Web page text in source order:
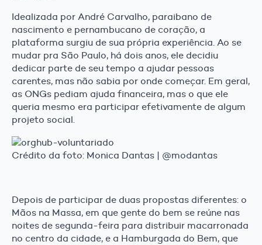
Idealizada por André Carvalho, paraibano de
nascimento e pernambucano de coração, a
plataforma surgiu de sua própria experiência. Ao se
mudar pra São Paulo, há dois anos, ele decidiu
dedicar parte de seu tempo a ajudar pessoas
carentes, mas não sabia por onde começar. Em geral,
as ONGs pediam ajuda financeira, mas o que ele
queria mesmo era participar efetivamente de algum
projeto social.
Crédito da foto: Monica Dantas | @modantas
Depois de participar de duas propostas diferentes: o
Mãos na Massa, em que gente do bem se reúne nas
noites de segunda-feira para distribuir macarronada
no centro da cidade, e a Hamburgada do Bem, que